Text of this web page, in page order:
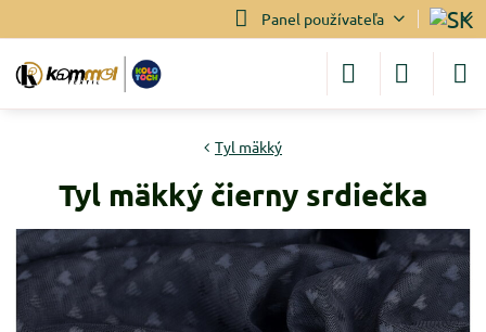
Panel používateľa
Tyl mäkký
Tyl mäkký čierny srdiečka